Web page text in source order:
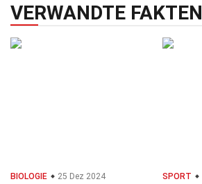
VERWANDTE FAKTEN
BIOLOGIE 25 Dez 2024 SPORT